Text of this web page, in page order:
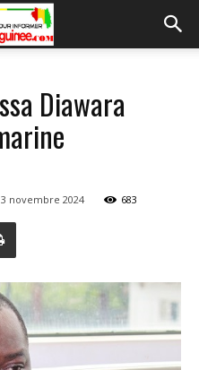
Diawara
novembre 2024 683